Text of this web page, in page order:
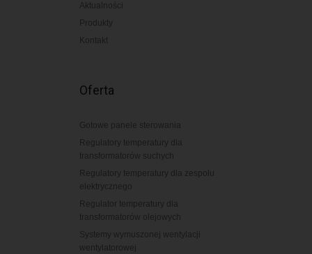
Aktualności
Produkty
Kontakt
Oferta
Gotowe panele sterowania
Regulatory temperatury dla
transformatorów suchych
Regulatory temperatury dla zespołu
elektrycznego
Regulator temperatury dla
transformatorów olejowych
Systemy wymuszonej wentylacji
wentylatorowej